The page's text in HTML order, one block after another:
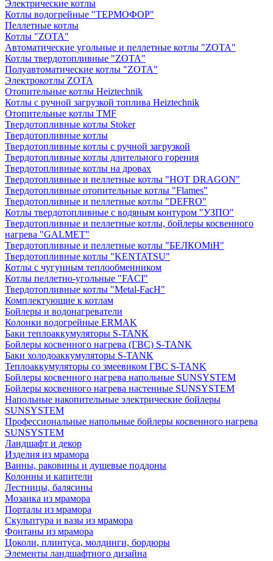
Электрические котлы
Котлы водогрейные "ТЕРМОФОР"
Пеллетные котлы
Котлы "ZOTA"
Автоматические угольные и пеллетные котлы "ZOTA"
Котлы твердотопливные "ZOTA"
Полуавтоматические котлы "ZOTA"
Электрокотлы ZOTA
Отопительные котлы Heiztechnik
Котлы с ручной загрузкой топлива Heiztechnik
Отопительные котлы TMF
Твердотопливные котлы Stoker
Твердотопливные котлы
Твердотопливные котлы с ручной загрузкой
Твердотопливные котлы длительного горения
Твердотопливные котлы на дровах
Твердотопливные и пеллетные котлы "HOT DRAGON"
Твердотопливные отопительные котлы "Flames"
Твердотопливные и пеллетные котлы "DEFRO"
Котлы твердотопливные с водяным контуром "УЗПО"
Твердотопливные и пеллетные котлы, бойлеры косвенного
нагрева "GALMET"
Твердотопливные и пеллетные котлы "БЕЛКОМiН"
Твердотопливные котлы "KENTATSU"
Котлы с чугунным теплообменником
Котлы пеллетно-угольные "FACI"
Твердотопливные котлы "Metal-FacH"
Комплектующие к котлам
Бойлеры и водонагреватели
Колонки водогрейные ERMAK
Баки теплоаккумуляторы S-TANK
Бойлеры косвенного нагрева (ГВС) S-TANK
Баки холодоаккумуляторы S-TANK
Теплоаккумуляторы со змеевиком ГВС S-TANK
Бойлеры косвенного нагрева напольные SUNSYSTEM
Бойлеры косвенного нагрева настенные SUNSYSTEM
Напольные накопительные электрические бойлеры
SUNSYSTEM
Профессиональные напольные бойлеры косвенного нагрева
SUNSYSTEM
Ландшафт и декор
Изделия из мрамора
Ванны, раковины и душевые поддоны
Колонны и капители
Лестницы, балясины
Мозаика из мрамора
Порталы из мрамора
Скульптура и вазы из мрамора
Фонтаны из мрамора
Цоколи, плинтуса, молдинги, бордюры
Элементы ландшафтного дизайна